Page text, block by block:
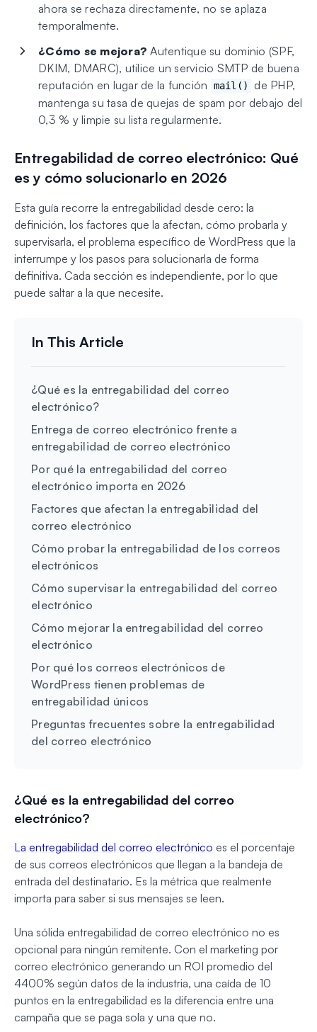
ahora se rechaza directamente, no se aplaza
temporalmente.
¿Cómo se mejora? Autentique su dominio (SPF,
DKIM, DMARC), utilice un servicio SMTP de buena
reputación en lugar de la función
mail()
de PHP,
mantenga su tasa de quejas de spam por debajo del
0,3 % y limpie su lista regularmente.
Entregabilidad de correo electrónico: Qué
es y cómo solucionarlo en 2026
Esta guía recorre la entregabilidad desde cero: la
definición, los factores que la afectan, cómo probarla y
supervisarla, el problema específico de WordPress que la
interrumpe y los pasos para solucionarla de forma
definitiva. Cada sección es independiente, por lo que
puede saltar a la que necesite.
¿Qué es la entregabilidad del correo
electrónico?
Entrega de correo electrónico frente a
entregabilidad de correo electrónico
Por qué la entregabilidad del correo
electrónico importa en 2026
Factores que afectan la entregabilidad del
correo electrónico
Cómo probar la entregabilidad de los correos
electrónicos
Cómo supervisar la entregabilidad del correo
electrónico
Cómo mejorar la entregabilidad del correo
electrónico
Por qué los correos electrónicos de
WordPress tienen problemas de
entregabilidad únicos
Preguntas frecuentes sobre la entregabilidad
del correo electrónico
¿Qué es la entregabilidad del correo
electrónico?
La entregabilidad del correo electrónico es el porcentaje
de sus correos electrónicos que llegan a la bandeja de
entrada del destinatario. Es la métrica que realmente
importa para saber si sus mensajes se leen.
Una sólida entregabilidad de correo electrónico no es
opcional para ningún remitente. Con el marketing por
correo electrónico generando un ROI promedio del
4400% según datos de la industria, una caída de 10
puntos en la entregabilidad es la diferencia entre una
campaña que se paga sola y una que no.